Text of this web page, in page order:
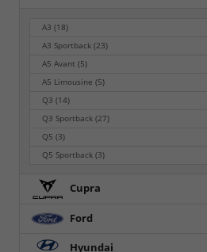
A3(18)
A3 Sportback(23)
A5 Avant(5)
A5 Limousine(5)
Q3(14)
Q3 Sportback(27)
Q5(3)
Q5 Sportback(3)
Cupra
Ford
Hyundai